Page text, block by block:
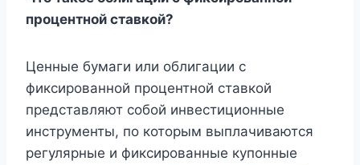
процентной ставкой?
Ценные бумаги или облигации с
фиксированной процентной ставкой
представляют собой инвестиционные
инструменты, по которым выплачиваются
регулярные и фиксированные купонные